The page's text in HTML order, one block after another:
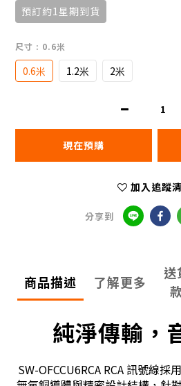
預訂約1星期到貨
尺寸 : 0.6米
0.6米 1.2米 2米
現在預購
加入追蹤
分享到
商品描述 了解更多
送
純淨傳輸，
SW-OFCCU6RCA RCA 訊號線採